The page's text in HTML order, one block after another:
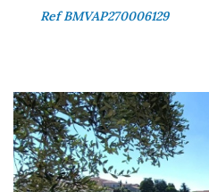
RefBMVAP270006129